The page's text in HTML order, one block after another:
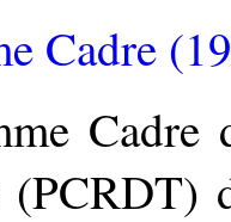
Cadre
Cadre
(PCRDT)